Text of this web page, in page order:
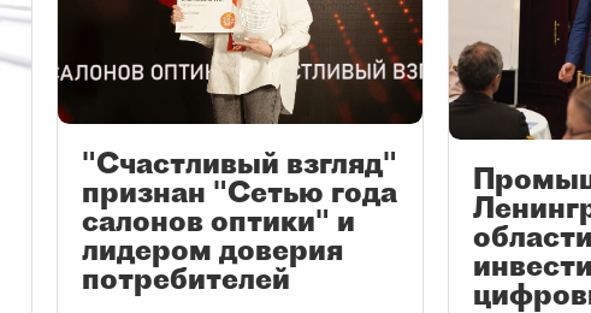
"Счастливый взгляд"
признан "Сетью года
салонов оптики" и
лидером доверия
потребителей